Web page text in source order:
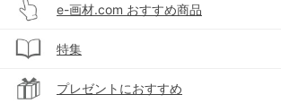
e-画材.com おすすめ商品
特集
プレゼントにおすすめ